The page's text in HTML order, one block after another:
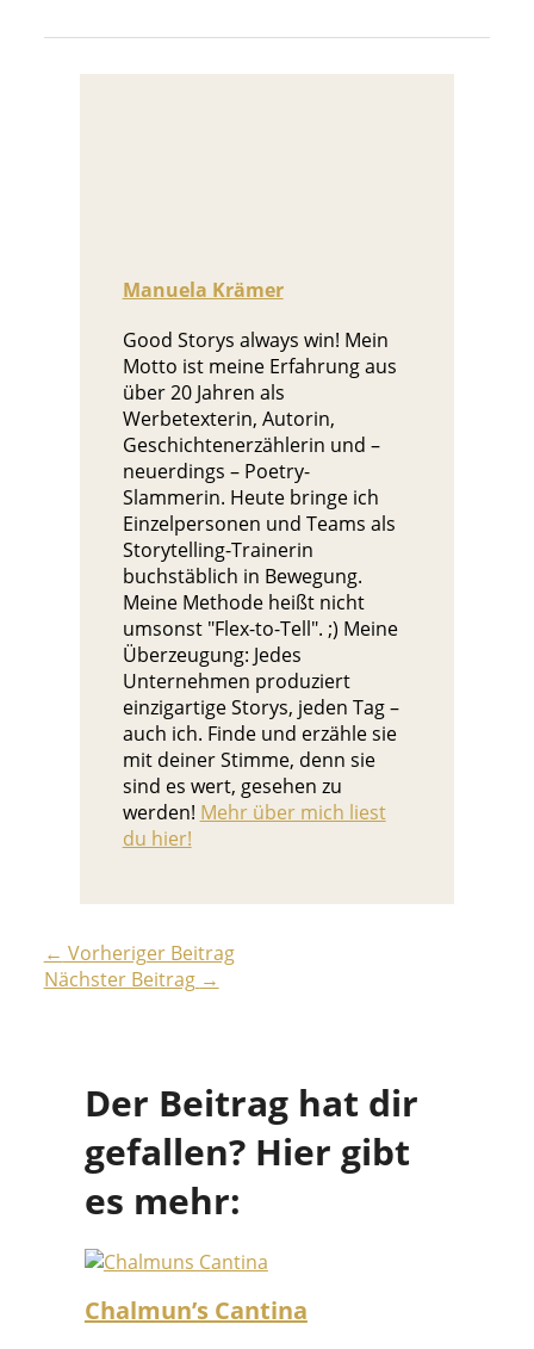
Manuela Krämer
Good Storys always win! Mein
Motto ist meine Erfahrung aus
über 20 Jahren als
Werbetexterin, Autorin,
Geschichtenerzählerin und –
neuerdings – Poetry-
Slammerin. Heute bringe ich
Einzelpersonen und Teams als
Storytelling-Trainerin
buchstäblich in Bewegung.
Meine Methode heißt nicht
umsonst "Flex-to-Tell". ;) Meine
Überzeugung: Jedes
Unternehmen produziert
einzigartige Storys, jeden Tag –
auch ich. Finde und erzähle sie
mit deiner Stimme, denn sie
sind es wert, gesehen zu
werden! Mehr über mich liest
du hier!
← Vorheriger Beitrag
Nächster Beitrag →
Der Beitrag hat dir
gefallen? Hier gibt
es mehr:
Chalmun’s Cantina